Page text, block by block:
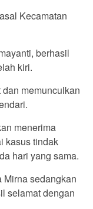
Kecamatan
berhasil
kiri.
memunculkan
menerima
kasus tindak
hari yang sama.
Mirna sedangkan
selamat dengan